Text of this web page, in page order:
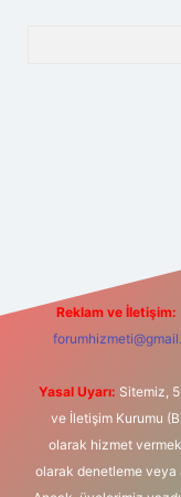
Reklam ve İletişim:
Yasal Uyarı: Sitemiz,
ve İletişim Kurumu
olarak hizmet
olarak denetleme veya